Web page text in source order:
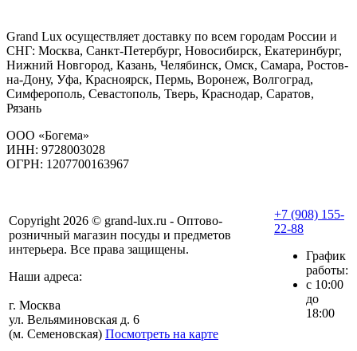
Grand Lux осуществляет доставку по всем городам России и
СНГ: Москва, Санкт-Петербург, Новосибирск, Екатеринбург,
Нижний Новгород, Казань, Челябинск, Омск, Самара, Ростов-
на-Дону, Уфа, Красноярск, Пермь, Воронеж, Волгоград,
Симферополь, Севастополь, Тверь, Краснодар, Саратов,
Рязань
ООО «Богема»
ИНН: 9728003028
ОГРН: 1207700163967
Copyright 2026 © grand-lux.ru - Оптово-
розничный магазин посуды и предметов
интерьера. Все права защищены.
Наши адреса:
г. Москва
ул. Вельяминовская д. 6
(м. Семеновская) Посмотреть на карте
+7 (908) 155-
22-88
График
работы:
с 10:00
до
18:00